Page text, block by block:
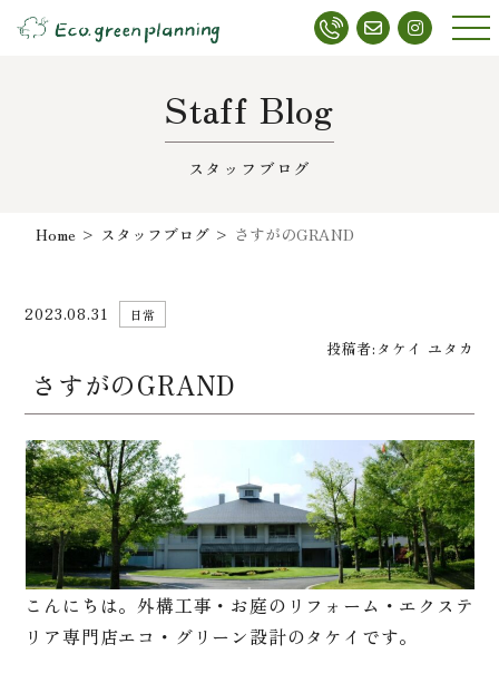
メニ
Staff Blog
スタッフブログ
Home > スタッフブログ > さすがのGRAND
2023.08.31 日常
投稿者: タケイ ユタカ
さすがのGRAND
こんにちは。外構工事・お庭のリフォーム・エクステ
リア専門店エコ・グリーン設計のタケイです。